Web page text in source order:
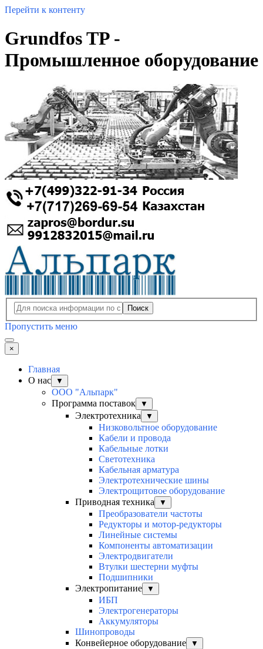
Перейти к контенту
Grundfos TP -
Промышленное оборудование
Поиск
Пропустить меню
×
Главная
О нас
▼
ООО "Альпарк"
Программа поставок
▼
Электротехника ▼
Низковольтное оборудование
Кабели и провода
Кабельные лотки
Светотехника
Кабельная арматура
Электротехнические шины
Электрощитовое оборудование
Приводная техника
▼
Преобразователи частоты
Редукторы и мотор-редукторы
Линейные системы
Компоненты автоматизации
Электродвигатели
Втулки шестерни муфты
Подшипники
Электропитание
▼
ИБП
Электрогенераторы
Аккумуляторы
Шинопроводы
Конвейерное оборудование
▼